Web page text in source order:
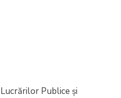
Publice și